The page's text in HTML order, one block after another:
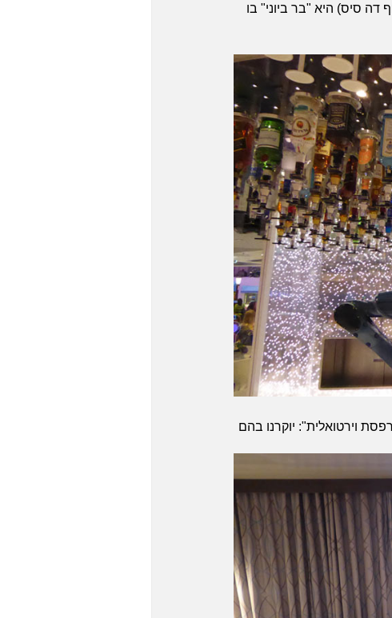
סיס) היא "בר ביוני" בו
וירטואלית": יוקרנו בהם